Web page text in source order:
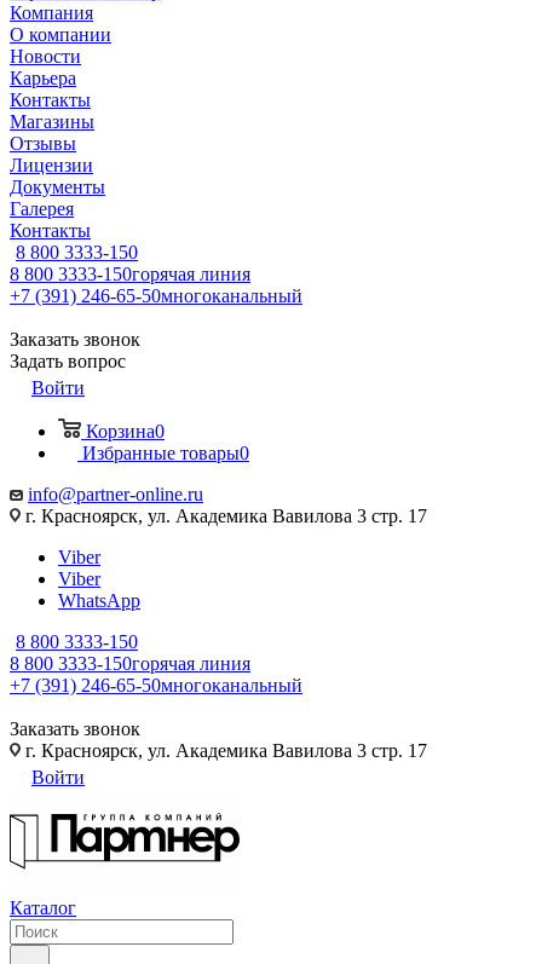
Компания
О компании
Новости
Карьера
Контакты
Магазины
Отзывы
Лицензии
Документы
Галерея
Контакты
8 800 3333-150
8 800 3333-150горячая линия
+7 (391) 246-65-50многоканальный
Заказать звонок
Задать вопрос
Войти
Корзина0
Избранные товары0
info@partner-online.ru
г. Красноярск, ул. Академика Вавилова 3 стр. 17
Viber
Viber
WhatsApp
8 800 3333-150
8 800 3333-150горячая линия
+7 (391) 246-65-50многоканальный
Заказать звонок
г. Красноярск, ул. Академика Вавилова 3 стр. 17
Войти
Каталог